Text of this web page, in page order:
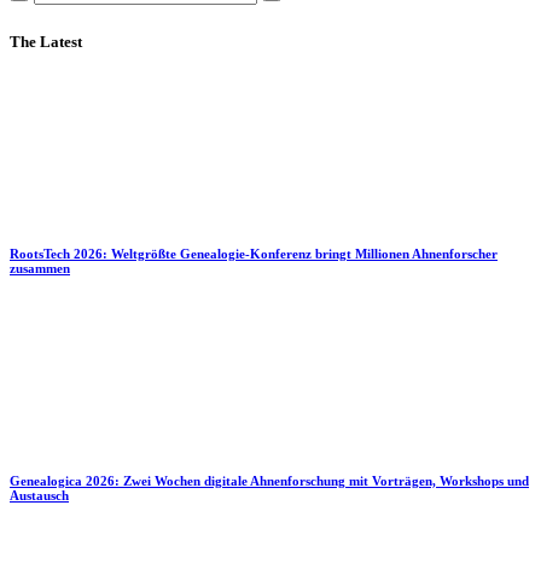
The Latest
RootsTech 2026: Weltgrößte Genealogie-Konferenz bringt Millionen Ahnenforscher
zusammen
Genealogica 2026: Zwei Wochen digitale Ahnenforschung mit Vorträgen, Workshops und
Austausch